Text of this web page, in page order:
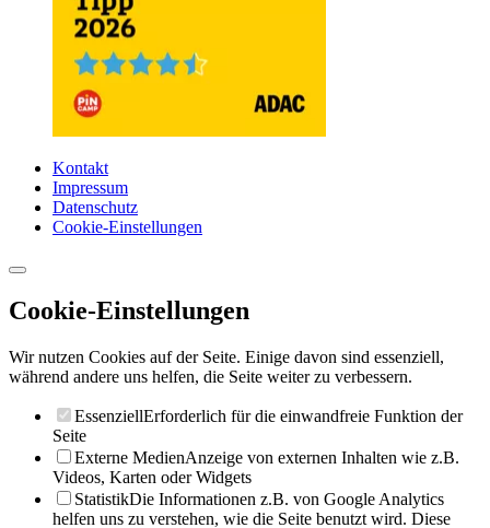
Kontakt
Impressum
Datenschutz
Cookie-Einstellungen
Cookie-Einstellungen
Wir nutzen Cookies auf der Seite. Einige davon sind essenziell,
während andere uns helfen, die Seite weiter zu verbessern.
EssenziellErforderlich für die einwandfreie Funktion der
Seite
Externe MedienAnzeige von externen Inhalten wie z.B.
Videos, Karten oder Widgets
StatistikDie Informationen z.B. von Google Analytics
helfen uns zu verstehen, wie die Seite benutzt wird. Diese